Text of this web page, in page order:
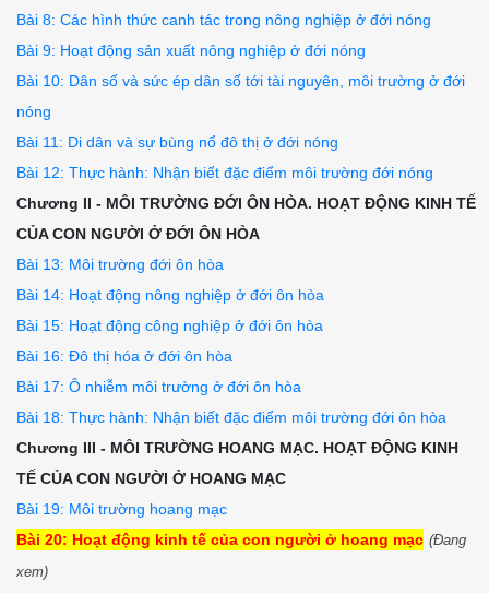
Bài 8: Các hình thức canh tác trong nông nghiệp ở đới nóng
Bài 9: Hoạt động sản xuất nông nghiệp ở đới nóng
Bài 10: Dân số và sức ép dân số tới tài nguyên, môi trường ở đới
nóng
Bài 11: Di dân và sự bùng nổ đô thị ở đới nóng
Bài 12: Thực hành: Nhận biết đặc điểm môi trường đới nóng
Chương II - MÔI TRƯỜNG ĐỚI ÔN HÒA. HOẠT ĐỘNG KINH TẾ
CỦA CON NGƯỜI Ở ĐỚI ÔN HÒA
Bài 13: Môi trường đới ôn hòa
Bài 14: Hoạt động nông nghiệp ở đới ôn hòa
Bài 15: Hoạt động công nghiệp ở đới ôn hòa
Bài 16: Đô thị hóa ở đới ôn hòa
Bài 17: Ô nhiễm môi trường ở đới ôn hòa
Bài 18: Thực hành: Nhận biết đặc điểm môi trường đới ôn hòa
Chương III - MÔI TRƯỜNG HOANG MẠC. HOẠT ĐỘNG KINH
TẾ CỦA CON NGƯỜI Ở HOANG MẠC
Bài 19: Môi trường hoang mạc
Bài 20: Hoạt động kinh tế của con người ở hoang mạc (Đang
xem)